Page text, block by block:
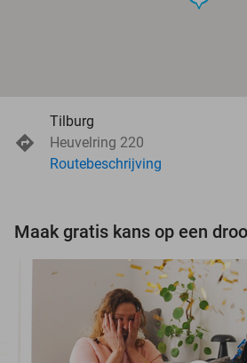
Tilburg
Heuvelring 220
Routebeschrijving